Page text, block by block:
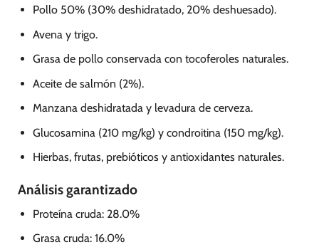
Pollo 50% (30% deshidratado, 20% deshuesado).
Avena y trigo.
Grasa de pollo conservada con tocoferoles naturales.
Aceite de salmón (2%).
Manzana deshidratada y levadura de cerveza.
Glucosamina (210 mg/kg) y condroitina (150 mg/kg).
Hierbas, frutas, prebióticos y antioxidantes naturales.
Análisis garantizado
Proteína cruda: 28.0%
Grasa cruda: 16.0%